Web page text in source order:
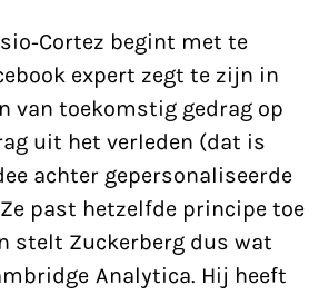
Cortez begint met te
expert zegt te zijn in
van toekomstig gedrag op
uit het verleden (dat is
achter gepersonaliseerde
past hetzelfde principe toe
stelt Zuckerberg dus wat
Analytica. Hij heeft